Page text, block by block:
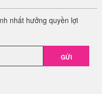
nhất hưởng quyền lợi
GỬI